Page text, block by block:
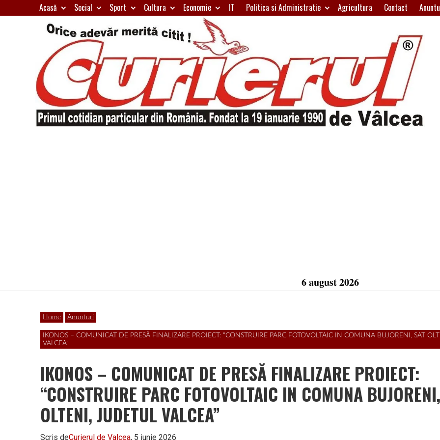
to
Acasă Social Sport Cultura Economie IT Politica si Administratie Agricultura Contact
6 august 2026
Home Anunturi
IKONOS – COMUNICAT DE PRESĂ FINALIZARE PROIECT: “CONSTRUIRE PARC FOTOVOLTAIC IN COMUNA BUJORENI, SAT
VALCEA”
IKONOS – COMUNICAT DE PRESĂ FINALIZARE PROIECT:
“CONSTRUIRE PARC FOTOVOLTAIC IN COMUNA
OLTENI, JUDETUL VALCEA”
Scris deCurierul de Valcea, 5 iunie 2026